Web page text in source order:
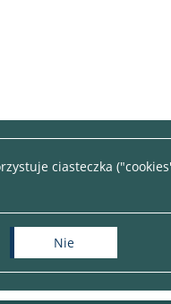
ciasteczka
Nie